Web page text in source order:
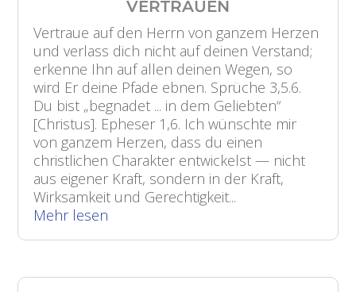
VERTRAUEN
Vertraue auf den Herrn von ganzem Herzen
und verlass dich nicht auf deinen Verstand;
erkenne Ihn auf allen deinen Wegen, so
wird Er deine Pfade ebnen. Sprüche 3,5.6.
Du bist „begnadet ... in dem Geliebten“
[Christus]. Epheser 1,6. Ich wünschte mir
von ganzem Herzen, dass du einen
christlichen Charakter entwickelst — nicht
aus eigener Kraft, sondern in der Kraft,
Wirksamkeit und Gerechtigkeit...
Mehr lesen